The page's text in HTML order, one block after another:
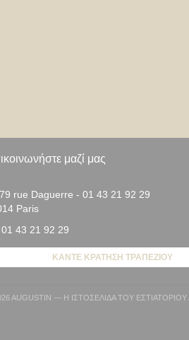
μαζί μας
79 rue Daguerre - 01 43 21 92 29
Paris((ανοίγει σε νέο παράθυρο))
01 43 21 92 29
ΚΆΝΤΕ ΚΡΆΤΗΣΗ ΤΡΑΠΕΖΙΟΎ
AUGUSTIN — Η ΙΣΤΟΣΕΛΊΔΑ ΤΟΥ